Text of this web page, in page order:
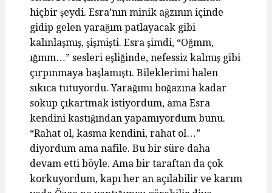
hiçbir şeydi. Esra’nın minik ağzının içinde
gidip gelen yarağım patlayacak gibi
kalınlaşmış, şişmişti. Esra şimdi, “Oğmm,
ığmm…” sesleri eşliğinde, nefessiz kalmış gibi
çırpınmaya başlamıştı. Bileklerimi halen
sıkıca tutuyordu. Yarağımı boğazına kadar
sokup çıkartmak istiyordum, ama Esra
kendini kastığından yapamıyordum bunu.
“Rahat ol, kasma kendini, rahat ol…”
diyordum ama nafile. Bu bir süre daha
devam etti böyle. Ama bir taraftan da çok
korkuyordum, kapı her an açılabilir ve karım